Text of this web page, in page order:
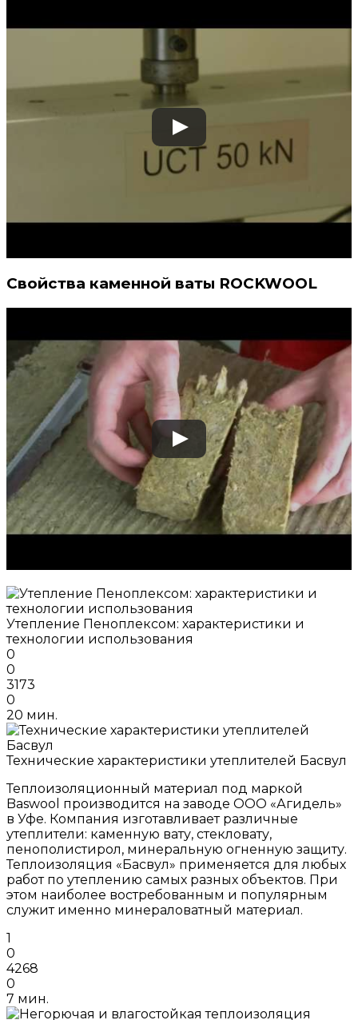
Свойства каменной ваты ROCKWOOL
Утепление Пеноплексом: характеристики и
технологии использования
0
0
3173
0
20 мин.
Технические характеристики утеплителей Басвул
Теплоизоляционный материал под маркой
Baswool производится на заводе ООО «Агидель»
в Уфе. Компания изготавливает различные
утеплители: каменную вату, стекловату,
пенополистирол, минеральную огненную защиту.
Теплоизоляция «Басвул» применяется для любых
работ по утеплению самых разных объектов. При
этом наиболее востребованным и популярным
служит именно минераловатный материал.
1
0
4268
0
7 мин.